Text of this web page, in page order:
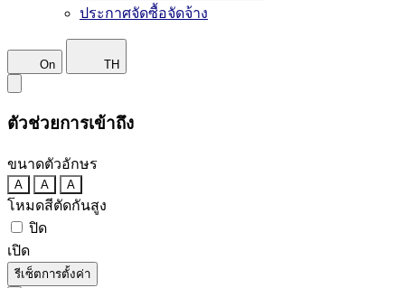
ประกาศจัดซื้อจัดจ้าง
On TH
ตัวช่วยการเข้าถึง
ขนาดตัวอักษร
A A A
โหมดสีตัดกันสูง
ปิด
เปิด
รีเซ็ตการตั้งค่า